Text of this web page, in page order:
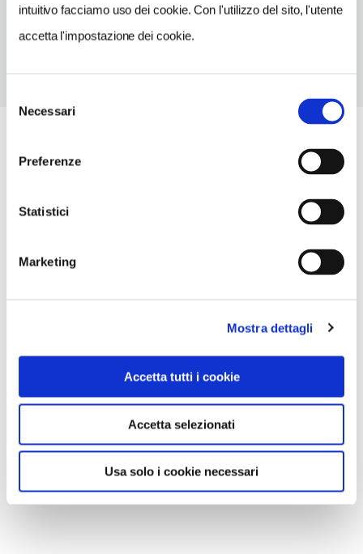
intuitivo facciamo uso dei cookie. Con l'utilizzo del sito, l'utente
accetta l'impostazione dei cookie.
delNecessari
Preferenze
Statistici
Marketing
Mostra dettagli
Accetta tutti i cookie
Accetta selezionati
Usa solo i cookie necessari
Lago (10)